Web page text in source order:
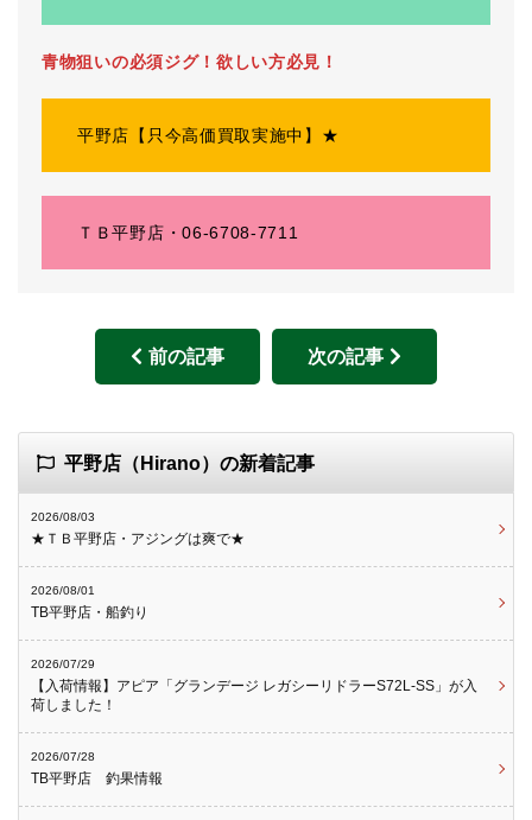
青物狙いの必須ジグ！欲しい方必見！
平野店【只今高価買取実施中】★
ＴＢ平野店・06-6708-7711
前の記事 次の記事
平野店（Hirano）の新着記事
2026/08/03
★ＴＢ平野店・アジングは爽で★
2026/08/01
TB平野店・船釣り
2026/07/29
【入荷情報】アピア「グランデージ レガシーリドラーS72L-SS」が入
荷しました！
2026/07/28
TB平野店 釣果情報